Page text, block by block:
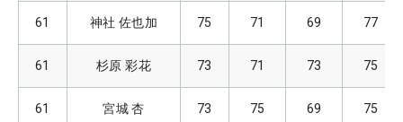
61 神社 佐也加 75 71 69 77
61 杉原 彩花 73 71 73 75
61 宮城 杏 73 75 69 75